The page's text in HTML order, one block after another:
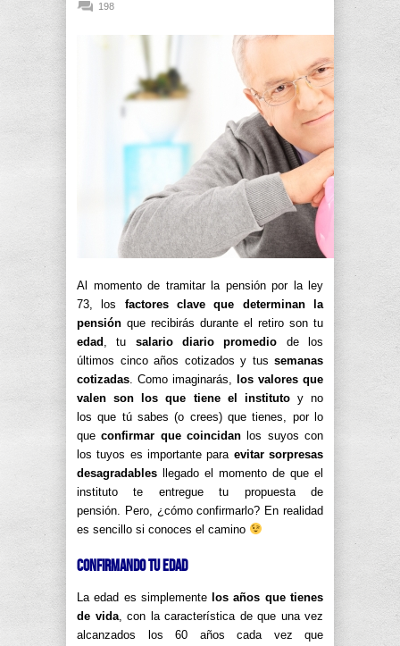
198
Al momento de tramitar la pensión por la ley
73, los factores clave que determinan la
pensión que recibirás durante el retiro son tu
edad , tu salario diario promedio de los
últimos cinco años cotizados y tus semanas
cotizadas. Como imaginarás,
los valores que
valen son los que tiene el institutoy no
los que tú sabes (o crees) que tienes, por lo
queconfirmar que coincidan los suyos con
los tuyos es importante para evitar sorpresas
desagradables llegado el momento de que el
instituto te entregue tu propuesta de
pensión. Pero, ¿cómo confirmarlo? En realidad
es sencillo si conoces el camino
Confirmando tu edad
La edad es simplemente los años que tienes
de vida, con la característica de que una vez
alcanzados los 60 años cada vez que